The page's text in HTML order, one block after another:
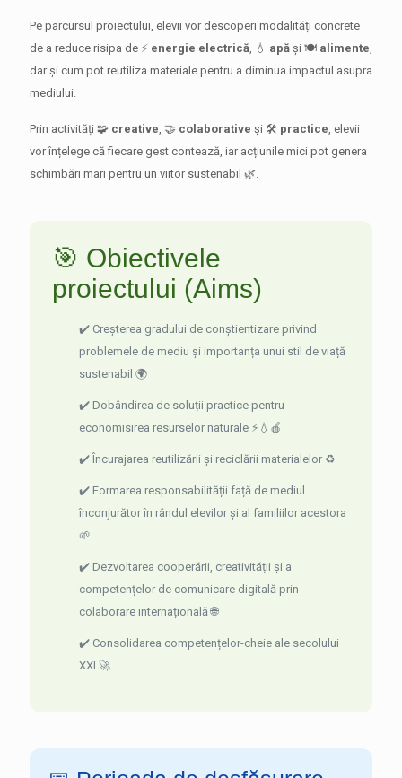
Pe parcursul proiectului, elevii vor descoperi modalități concrete
de a reduce risipa de ⚡ energie electrică, 💧 apă și 🍽️ alimente,
dar și cum pot reutiliza materiale pentru a diminua impactul asupra
mediului.
Prin activități 🧩 creative, 🤝 colaborative și 🛠️ practice, elevii
vor înțelege că fiecare gest contează, iar acțiunile mici pot genera
schimbări mari pentru un viitor sustenabil 🌿.
🎯 Obiectivele
proiectului (Aims)
✔️ Creșterea gradului de conștientizare privind
problemele de mediu și importanța unui stil de viață
sustenabil 🌍
✔️ Dobândirea de soluții practice pentru
economisirea resurselor naturale ⚡💧🍎
✔️ Încurajarea reutilizării și reciclării materialelor ♻️
✔️ Formarea responsabilității față de mediul
înconjurător în rândul elevilor și al familiilor acestora
🌱
✔️ Dezvoltarea cooperării, creativității și a
competențelor de comunicare digitală prin
colaborare internațională 🌐
✔️ Consolidarea competențelor-cheie ale secolului
XXI 🚀